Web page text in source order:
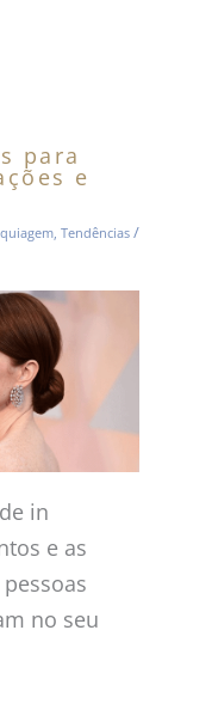
para
e
, Tendências/
in
e as
no seu